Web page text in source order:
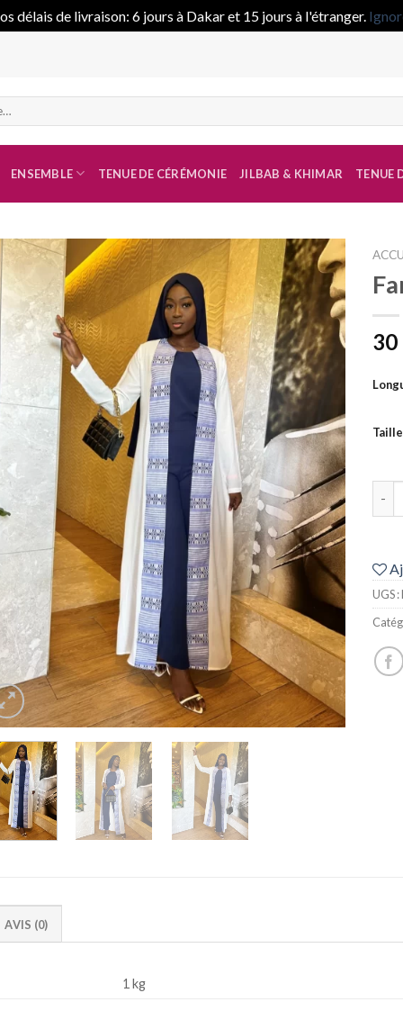
délais de livraison: 6 jours à Dakar et 15 jours à l'étranger.
ENSEMBLE TENUE DE CÉRÉMONIE JILBAB & KHIMAR TENUE
Ajouter
à la liste
de
souhaits
30
Taille
UGS :
AVIS (0)
1 kg